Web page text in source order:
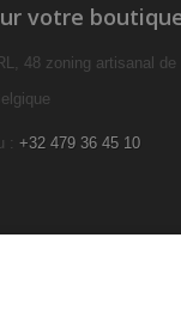
votre
48 zoning artisanal de
: +32 479 36 45 10